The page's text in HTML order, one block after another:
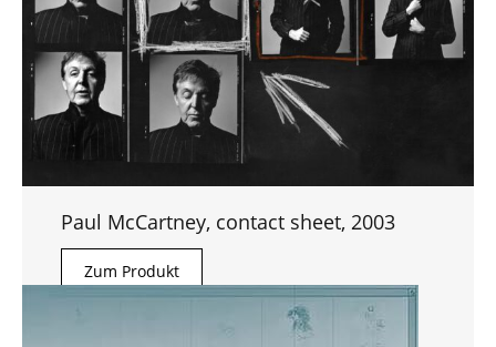
Paul McCartney, contact sheet, 2003
Zum Produkt